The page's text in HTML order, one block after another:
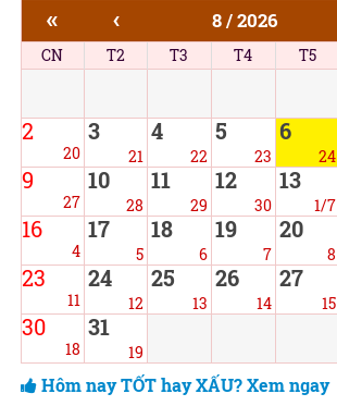
« ‹ 8 / 2026
CN T2 T3 T4 T5
2
20
3
21
4
22
5
23
6
24
9
27
10
28
11
29
12
30
13
1/7
16
4
17
5
18
6
19
7
20
8
23
11
24
12
25
13
26
14
27
15
30
18
31
19
Hôm nay TỐT hay XẤU? Xem ngay